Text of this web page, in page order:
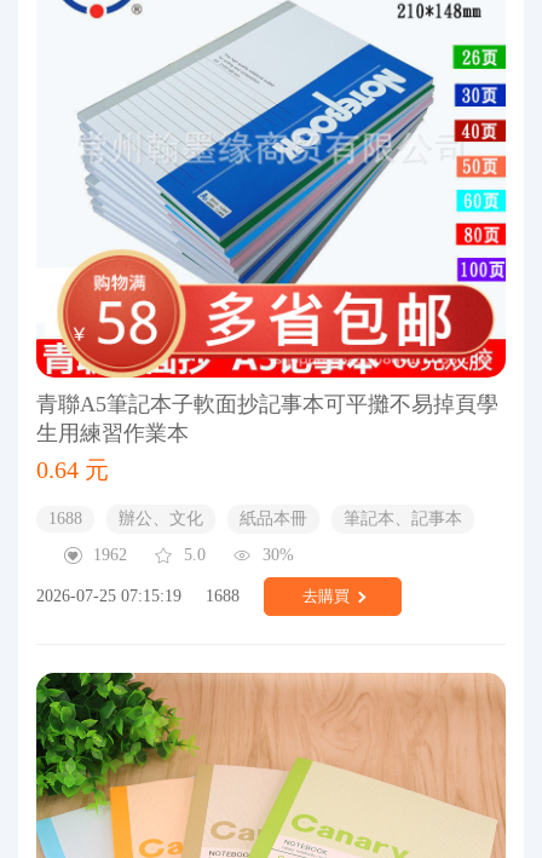
青聯A5筆記本子軟面抄記事本可平攤不易掉頁學
生用練習作業本
0.64 元
1688 辦公、文化 紙品本冊
筆記本、記事本
1962
5.0 30%
2026-07-25 07:15:19 1688 去購買